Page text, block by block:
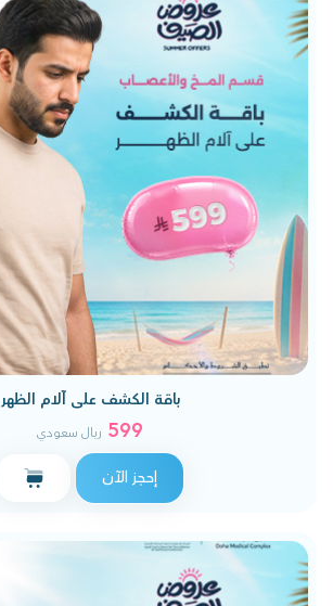
باقة الكشف على آلام الظهر
599 ريال سعودي
إحجز الآن